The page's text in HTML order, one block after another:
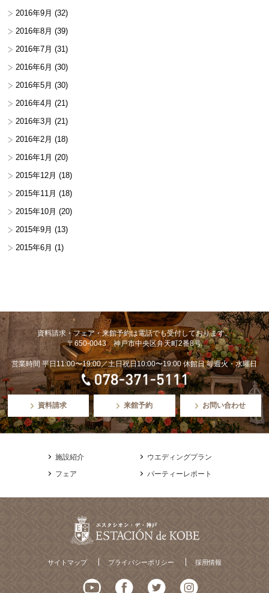
2016年9月 (32)
2016年8月 (39)
2016年7月 (31)
2016年6月 (30)
2016年5月 (30)
2016年4月 (21)
2016年3月 (21)
2016年2月 (18)
2016年1月 (20)
2015年12月 (18)
2015年11月 (18)
2015年10月 (20)
2015年9月 (13)
2015年6月 (1)
資料請求・フェア・来館予約は電話でも受付しております。
〒650-0043 神戸市中央区弁天町2番8号
営業時間 平日11:00〜19:00／土日祝日10:00〜19:00 休館日 毎週火・水曜日
資料請求 来館予約 お問い合わせ
施設紹介
ウエディングプラン
フェア
パーティーレポート
サイトマップ プライバシーポリシー 採用情報